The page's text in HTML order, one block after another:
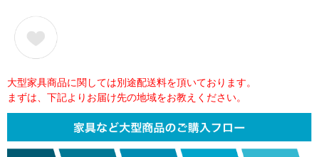
大型家具商品に関しては別途配送料を頂いております。
まずは、下記よりお届け先の地域をお教えください。